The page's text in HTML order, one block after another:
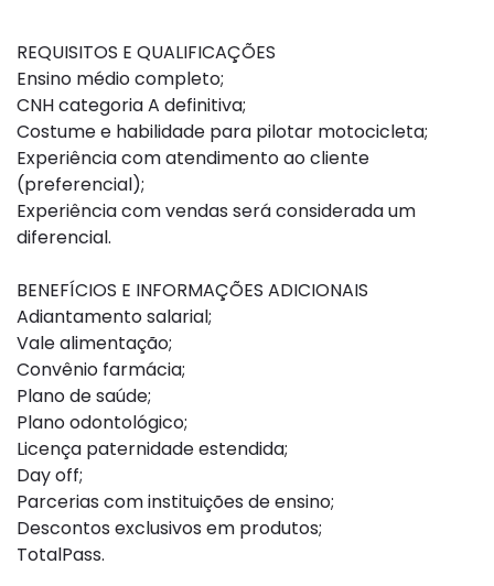
REQUISITOS E QUALIFICAÇÕES
Ensino médio completo;
CNH categoria A definitiva;
Costume e habilidade para pilotar motocicleta;
Experiência com atendimento ao cliente
(preferencial);
Experiência com vendas será considerada um
diferencial.
BENEFÍCIOS E INFORMAÇÕES ADICIONAIS
Adiantamento salarial;
Vale alimentação;
Convênio farmácia;
Plano de saúde;
Plano odontológico;
Licença paternidade estendida;
Day off;
Parcerias com instituições de ensino;
Descontos exclusivos em produtos;
TotalPass.